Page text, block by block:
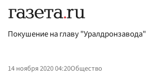
Покушение на главу "Уралдронзавода"
14 ноября 2020 04:20Общество